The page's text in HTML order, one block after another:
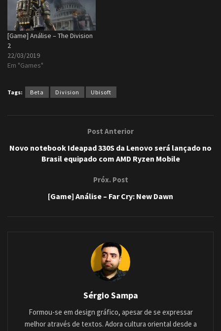
[Game] Análise – The Division
2
22/03/2019
Em "Games"
Tags: Beta Division Ubisoft
Post Anterior
Novo notebook Ideapad 330S da Lenovo será lançado no
Brasil equipado com AMD Ryzen Mobile
Próx. Post
[Game] Análise – Far Cry: New Dawn
Sérgio Sampa
Formou-se em design gráfico, apesar de se expressar
melhor através de textos. Adora cultura oriental desde a